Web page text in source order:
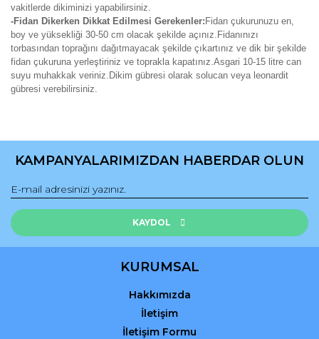
vakitlerde dikiminizi yapabilirsiniz.
-Fidan Dikerken Dikkat Edilmesi Gerekenler: Fidan çukurunuzu en,
boy ve yüksekliği 30-50 cm olacak şekilde açınız.Fidanınızı
torbasından toprağını dağıtmayacak şekilde çıkartınız ve dik bir şekilde
fidan çukuruna yerleştiriniz ve toprakla kapatınız.Asgari 10-15 litre can
suyu muhakkak veriniz.Dikim gübresi olarak solucan veya leonardit
gübresi verebilirsiniz.
konularda yetersiz gördüğünüz noktaları öneri formunu
Görüş ve önerileriniz için teşekkür ederiz.
Ürün resmi kalitesiz, bozuk veya görüntülenemiyor.
Ürün açıklamasında eksik bilgiler bulunuyor.
Ürün fiyatı diğer sitelerden daha pahalı.
KAMPANYALARIMIZDAN HABERDAR OLUN
KAYDOL
KURUMSAL
Hakkımızda
İletişim
İletişim Formu